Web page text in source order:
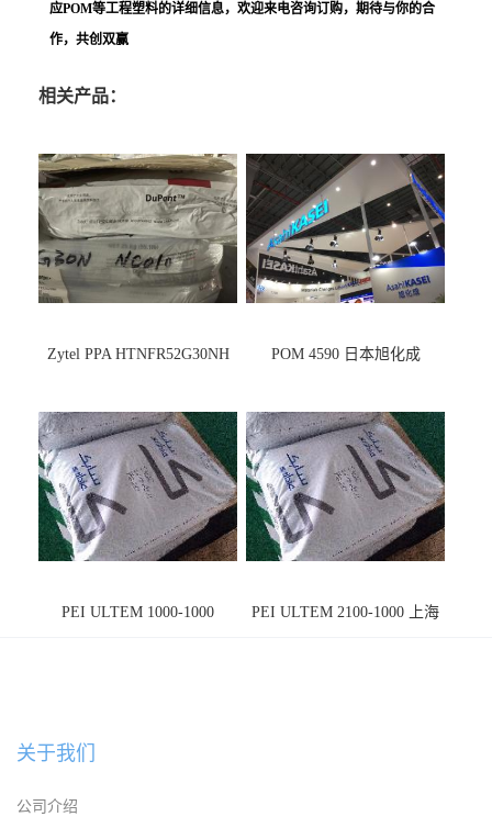
应POM等工程塑料的详细信息，欢迎来电咨询订购，期待与你的合
作，共创双赢
相关产品：
Zytel PPA HTNFR52G30NH POM 4590 日本旭化成
PEI ULTEM 1000-1000
PEI ULTEM 2100-1000 上海
关于我们
公司介绍